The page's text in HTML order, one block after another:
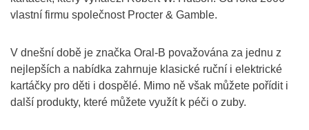
vlastní firmu společnost Procter & Gamble.
V dnešní době je značka Oral-B považována za jednu z
nejlepších a nabídka zahrnuje klasické ruční i elektrické
kartáčky pro děti i dospělé. Mimo ně však můžete pořídit i
další produkty, které můžete využít k péči o zuby.